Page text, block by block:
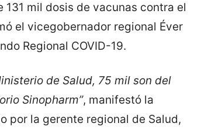
mil dosis de vacunas contra el
el vicegobernador regional Éver
Regional COVID-19.
de Salud, 75 mil son del
Sinopharm”, manifestó la
por la gerente regional de Salud,